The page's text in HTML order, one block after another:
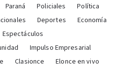
Paraná Policiales
Política
Deportes
Economía
Espectáculos
Impulso Empresarial
Clasionce
Elonce en vivo